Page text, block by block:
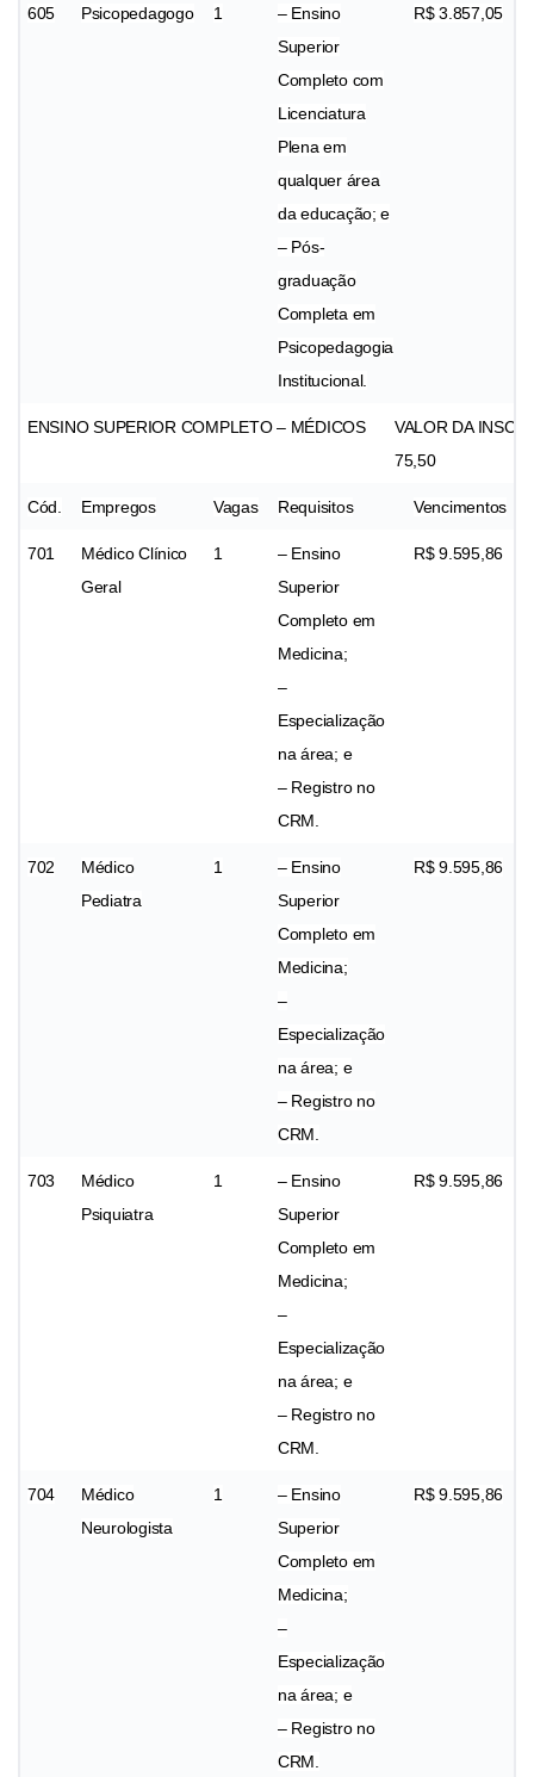
605 Psicopedagogo 1
– Ensino
Superior
Completo com
Licenciatura
Plena em
qualquer área
da educação; e
– Pós-
graduação
Completa em
Psicopedagogia
Institucional.
R$ 3.857,05
ENSINO SUPERIOR COMPLETO – MÉDICOS
VALOR DA
75,50
Cód. Empregos Vagas Requisitos Vencimentos
701
Médico Clínico
Geral
1
– Ensino
Superior
Completo em
Medicina;
–
Especialização
na área; e
– Registro no
CRM.
R$ 9.595,86
702
Médico
Pediatra
1
– Ensino
Superior
Completo em
Medicina;
–
Especialização
na área; e
– Registro no
CRM.
R$ 9.595,86
703
Médico
Psiquiatra
1
– Ensino
Superior
Completo em
Medicina;
–
Especialização
na área; e
– Registro no
CRM.
R$ 9.595,86
704
Médico
Neurologista
1
– Ensino
Superior
Completo em
Medicina;
–
Especialização
na área; e
– Registro no
CRM.
R$ 9.595,86